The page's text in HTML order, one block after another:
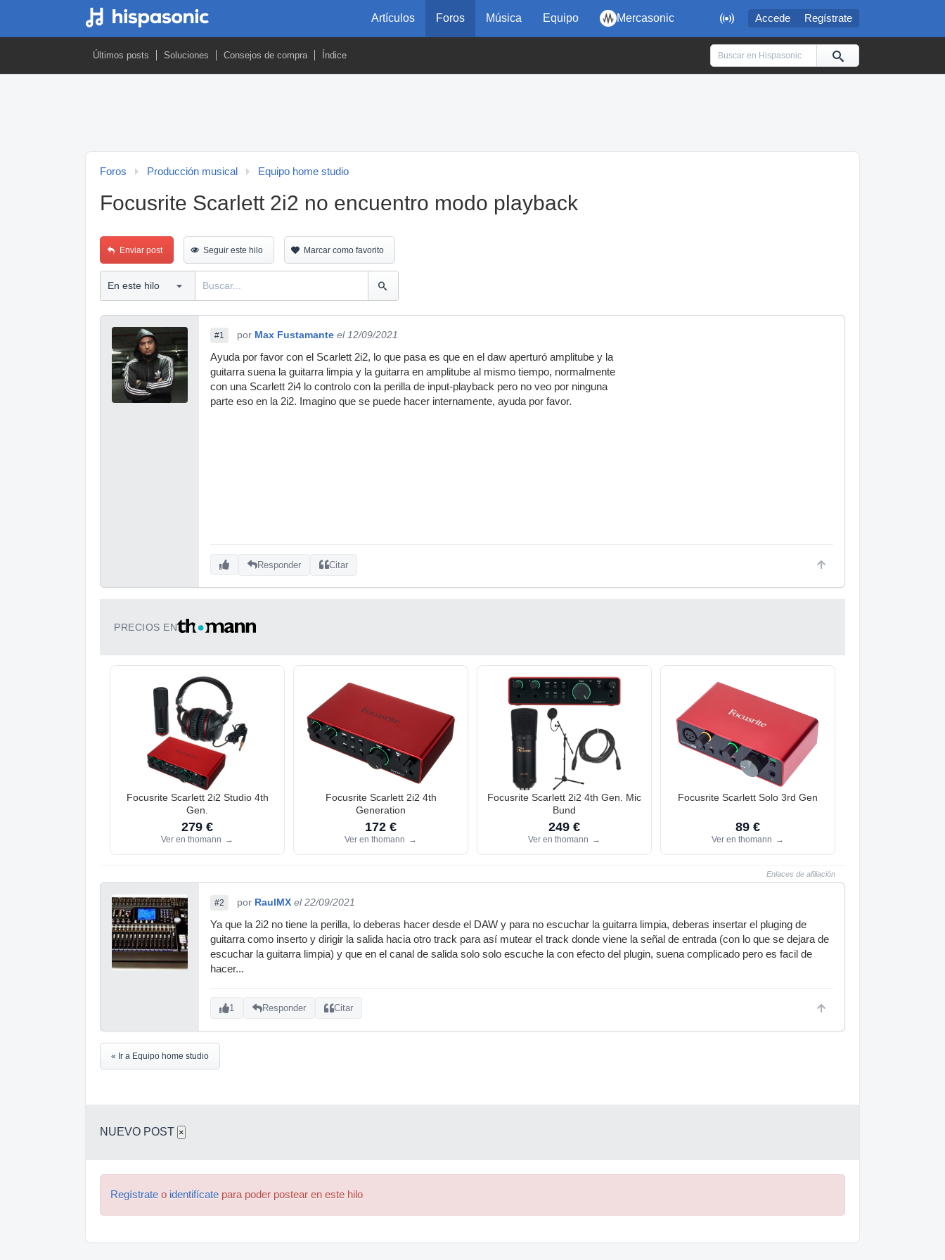
 Accede Regístrate
Artículos Foros Música Equipo Mercasonic
Últimos posts Soluciones Consejos de compra Índice
Foros Producción musical Equipo home studio
Focusrite Scarlett 2i2 no encuentro modo playback
Enviar post Seguir este hilo Marcar como favorito
#1 por Max Fustamante el 12/09/2021
Ayuda por favor con el Scarlett 2i2, lo que pasa es que en el daw aperturó amplitube y la
guitarra suena la guitarra limpia y la guitarra en amplitube al mismo tiempo, normalmente
con una Scarlett 2i4 lo controlo con la perilla de input-playback pero no veo por ninguna
parte eso en la 2i2. Imagino que se puede hacer internamente, ayuda por favor.
Responder Citar
PRECIOS EN
Focusrite Scarlett 2i2 Studio 4th
Gen.
279 €
Ver en thomann →
Focusrite Scarlett 2i2 4th
Generation
172 €
Ver en thomann →
Focusrite Scarlett 2i2 4th Gen. Mic
Bund
249 €
Ver en thomann →
Focusrite Scarlett Solo 3rd Gen
89 €
Ver en thomann →
Enlaces de afiliación
#2 por RaulMX el 22/09/2021
Ya que la 2i2 no tiene la perilla, lo deberas hacer desde el DAW y para no escuchar la guitarra limpia, deberas insertar el pluging de
guitarra como inserto y dirigir la salida hacia otro track para así mutear el track donde viene la señal de entrada (con lo que se dejara de
escuchar la guitarra limpia) y que en el canal de salida solo solo escuche la con efecto del plugin, suena complicado pero es facil de
hacer...
1 Responder Citar
« Ir a Equipo home studio
NUEVO POST ×
Regístrate o identifícate para poder postear en este hilo